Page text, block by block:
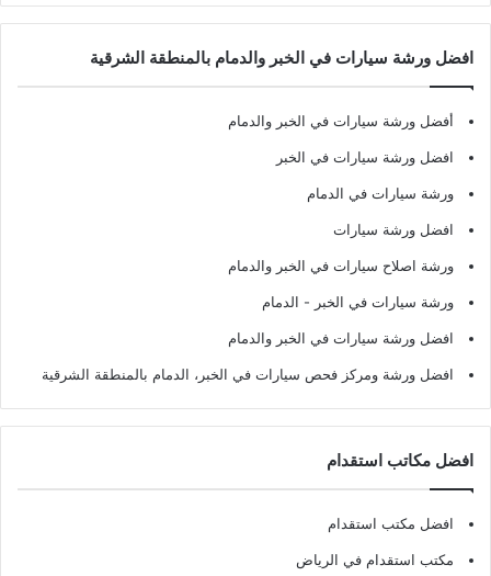
افضل ورشة سيارات في الخبر والدمام بالمنطقة الشرقية
أفضل ورشة سيارات في الخبر والدمام
افضل ورشة سيارات في الخبر
ورشة سيارات في الدمام
افضل ورشة سيارات
ورشة اصلاح سيارات في الخبر والدمام
ورشة سيارات في الخبر - الدمام
افضل ورشة سيارات في الخبر والدمام
افضل ورشة ومركز فحص سيارات في الخبر، الدمام بالمنطقة الشرقية
افضل مكاتب استقدام
افضل مكتب استقدام
مكتب استقدام في الرياض